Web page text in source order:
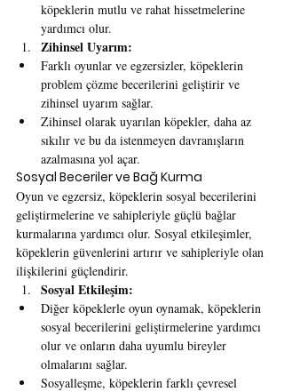
köpeklerin mutlu ve rahat hissetmelerine
yardımcı olur.
Zihinsel Uyarım:
Farklı oyunlar ve egzersizler, köpeklerin
problem çözme becerilerini geliştirir ve
zihinsel uyarım sağlar.
Zihinsel olarak uyarılan köpekler, daha az
sıkılır ve bu da istenmeyen davranışların
azalmasına yol açar.
Sosyal Beceriler ve Bağ Kurma
Oyun ve egzersiz, köpeklerin sosyal becerilerini
geliştirmelerine ve sahipleriyle güçlü bağlar
kurmalarına yardımcı olur. Sosyal etkileşimler,
köpeklerin güvenlerini artırır ve sahipleriyle olan
ilişkilerini güçlendirir.
Sosyal Etkileşim:
Diğer köpeklerle oyun oynamak, köpeklerin
sosyal becerilerini geliştirmelerine yardımcı
olur ve onların daha uyumlu bireyler
olmalarını sağlar.
Sosyalleşme, köpeklerin farklı çevresel